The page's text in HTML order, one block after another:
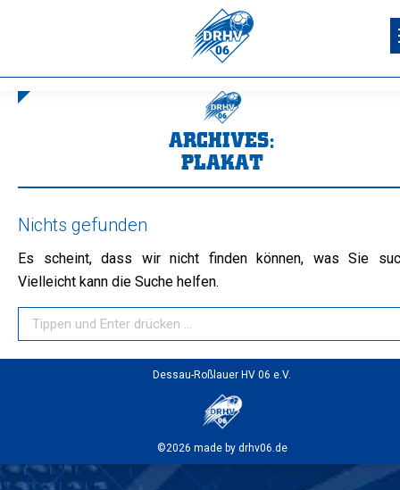
ARCHIVES:
PLAKAT
Nichts gefunden
Es scheint, dass wir nicht finden können, was Sie
Vielleicht kann die Suche helfen.
Search:
Dessau-Roßlauer HV 06 e.V.
©2026 made by drhv06.de